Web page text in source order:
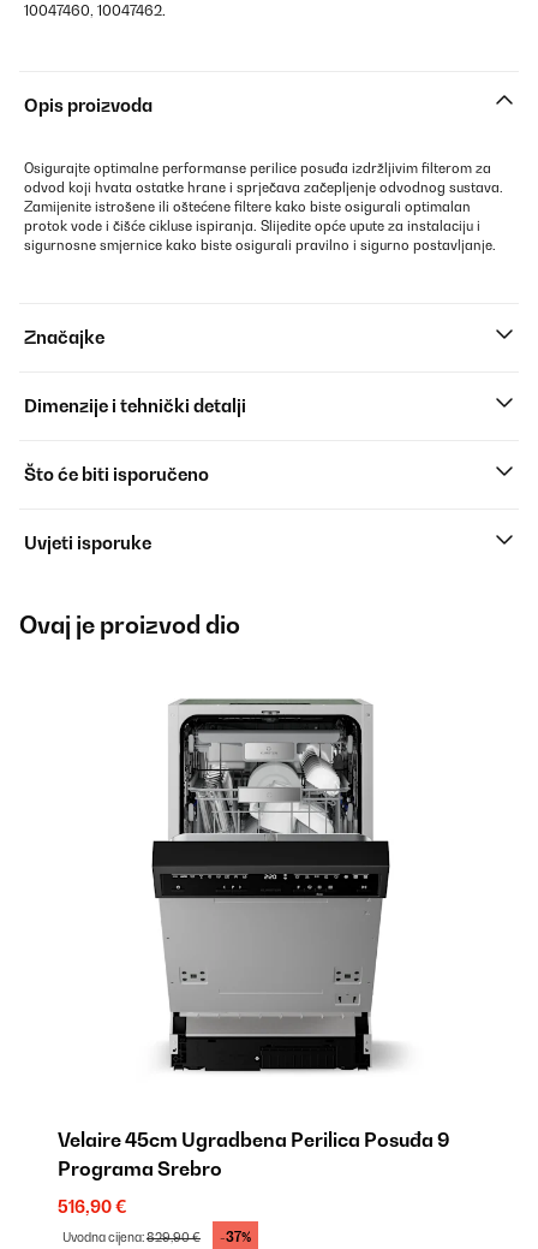
10047460, 10047462.
Opis proizvoda
Osigurajte optimalne performanse perilice posuđa izdržljivim filterom za
odvod koji hvata ostatke hrane i sprječava začepljenje odvodnog sustava.
Zamijenite istrošene ili oštećene filtere kako biste osigurali optimalan
protok vode i čišće cikluse ispiranja. Slijedite opće upute za instalaciju i
sigurnosne smjernice kako biste osigurali pravilno i sigurno postavljanje.
Značajke
Dimenzije i tehnički detalji
Što će biti isporučeno
Uvjeti isporuke
Ovaj je proizvod dio
Velaire 45cm Ugradbena Perilica Posuđa 9
Programa Srebro
516,90 €
Uvodna cijena:829,90 € -37%